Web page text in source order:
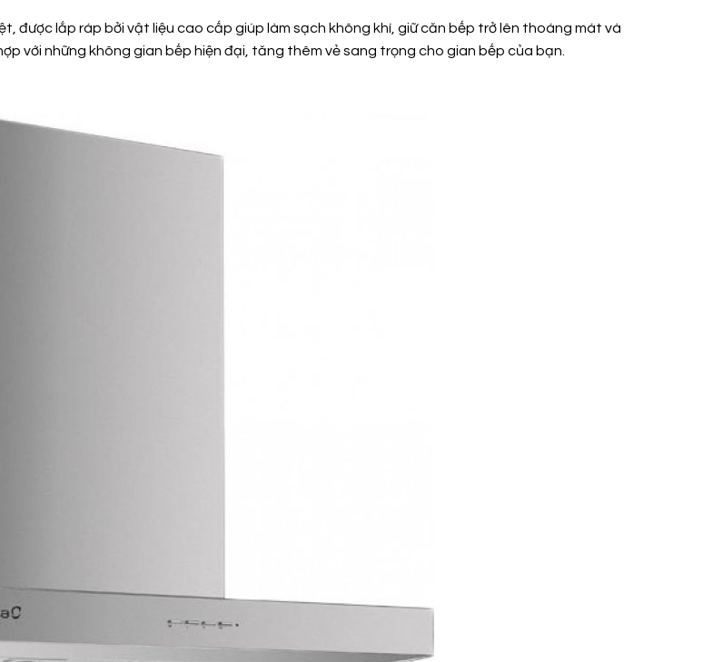
được lắp ráp bởi vật liệu cao cấp giúp làm sạch không khí, giữ căn bếp trở lên thoáng mát và
với những không gian bếp hiện đại, tăng thêm vẻ sang trọng cho gian bếp của bạn.